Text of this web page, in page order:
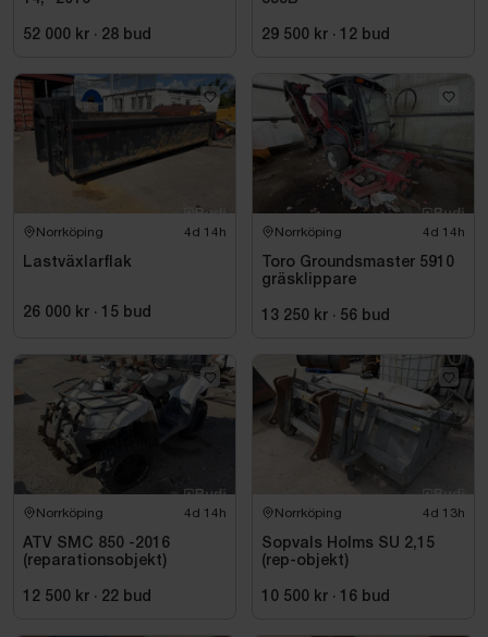
52 000 kr · 28 bud 29 500 kr · 12 bud
Norrköping 4d 14h
Lastväxlarflak
26 000 kr · 15 bud
Norrköping 4d 14h
Toro Groundsmaster 5910
gräsklippare
13 250 kr · 56 bud
Norrköping 4d 14h
ATV SMC 850 -2016
(reparationsobjekt)
12 500 kr · 22 bud
Norrköping 4d 13h
Sopvals Holms SU 2,15
(rep-objekt)
10 500 kr · 16 bud